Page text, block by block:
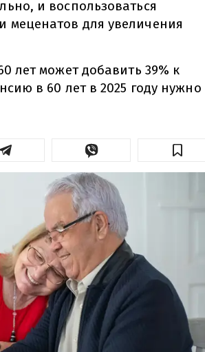
и воспользоваться
меценатов для увеличения
лет может добавить 39% к
в 60 лет в 2025 году нужно